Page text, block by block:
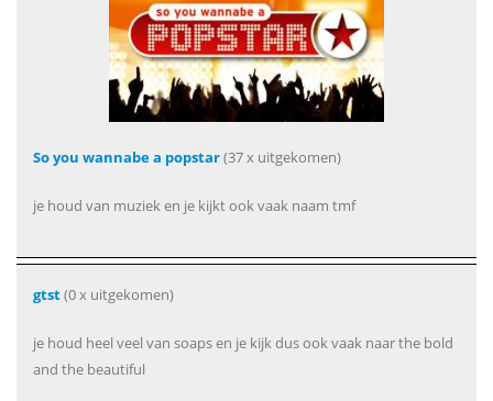
So you wannabe a popstar(37 x uitgekomen)
je houd van muziek en je kijkt ook vaak naam tmf
gtst(0 x uitgekomen)
je houd heel veel van soaps en je kijk dus ook vaak naar the bold
and the beautiful